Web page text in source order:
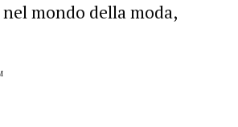
mondo della moda,